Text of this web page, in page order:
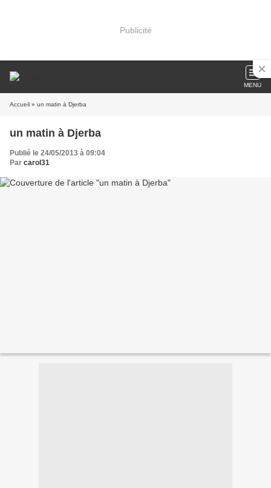
Publicité
MENU
Accueil » un matin à Djerba
un matin à Djerba
Publié le 24/05/2013 à 09:04
Par carol31